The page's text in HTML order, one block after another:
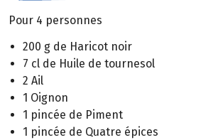
Pour 4 personnes
200 g de Haricot noir
7 cl de Huile de tournesol
2 Ail
1 Oignon
1 pincée de Piment
1 pincée de Quatre épices